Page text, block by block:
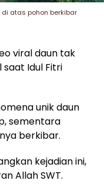
di atas pohon berkibar
viral daun tak
Idul Fitri
unik daun
sementara
berkibar.
kejadian ini,
Allah SWT.